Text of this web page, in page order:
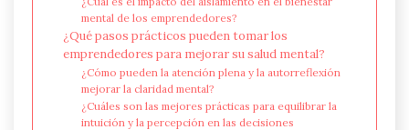
mental de los emprendedores?
¿Qué pasos prácticos pueden tomar los
emprendedores para mejorar su salud mental?
¿Cómo pueden la atención plena y la autorreflexión
mejorar la claridad mental?
¿Cuáles son las mejores prácticas para equilibrar la
intuición y la percepción en las decisiones